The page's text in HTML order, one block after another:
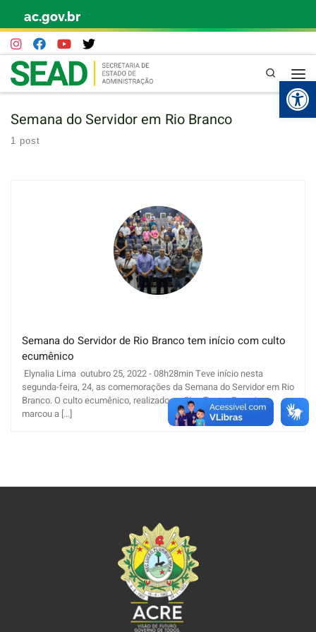
Skip to content
ac.gov.br
Pesquisa
Semana do Servidor em Rio Branco
1 post
Semana do Servidor de Rio Branco tem início com culto
ecumênico
Elynalia Lima outubro 25, 2022 - 08h28min Teve início nesta
segunda-feira, 24, as comemorações da Semana do Servidor em Rio
Branco. O culto ecumênico, realizado no Cine Teatro Recreio,
marcou a [...]